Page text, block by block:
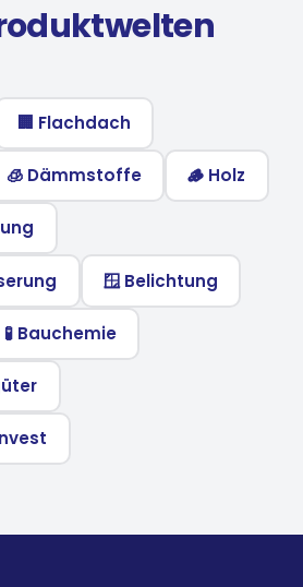
🏢 Flachdach
🧊 Dämmstoffe 🪵 Holz
🪟 Belichtung
🧪 Bauchemie